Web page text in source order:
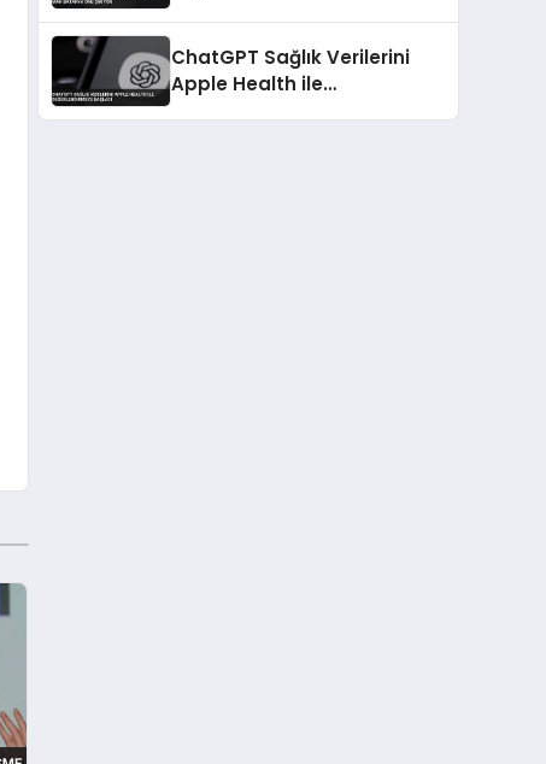
ChatGPT Sağlık Verilerini
Apple Health ile